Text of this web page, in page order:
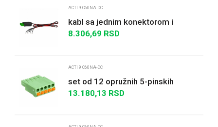
ACTI 9 C60NA-DC
kabl sa jednim konektorom i
slobodnim žicama - 870 mm 5-
8.306,69 RSD
ACTI 9 C60NA-DC
set od 12 opružnih 5-pinskih
konektora Ti24
13.180,13 RSD